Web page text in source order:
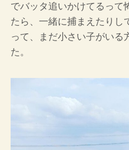
でバッタ追いかけてるって
たら、一緒に捕まえたりし
って、まだ小さい子がいる
た。